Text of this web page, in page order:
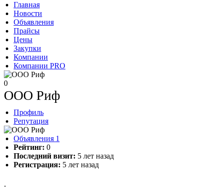
Главная
Новости
Объявления
Прайсы
Цены
Закупки
Компании
Компании PRO
0
ООО Риф
Профиль
Репутация
Объявления 1
Рейтинг: 0
Последний визит: 5 лет назад
Регистрация: 5 лет назад
.